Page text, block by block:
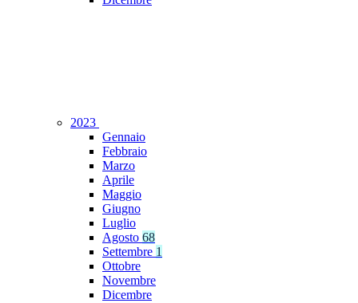
2023
Gennaio
Febbraio
Marzo
Aprile
Maggio
Giugno
Luglio
Agosto 68
Settembre 1
Ottobre
Novembre
Dicembre